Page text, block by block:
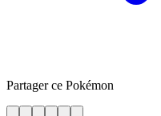
Partager ce Pokémon